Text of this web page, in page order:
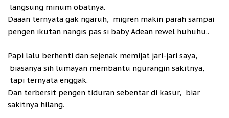
langsung minum obatnya.
Daaan ternyata gak ngaruh, migren makin parah sampai
pengen ikutan nangis pas si baby Adean rewel huhuhu..
Papi lalu berhenti dan sejenak memijat jari-jari saya,
biasanya sih lumayan membantu ngurangin sakitnya,
tapi ternyata enggak.
Dan terbersit pengen tiduran sebentar di kasur, biar
sakitnya hilang.